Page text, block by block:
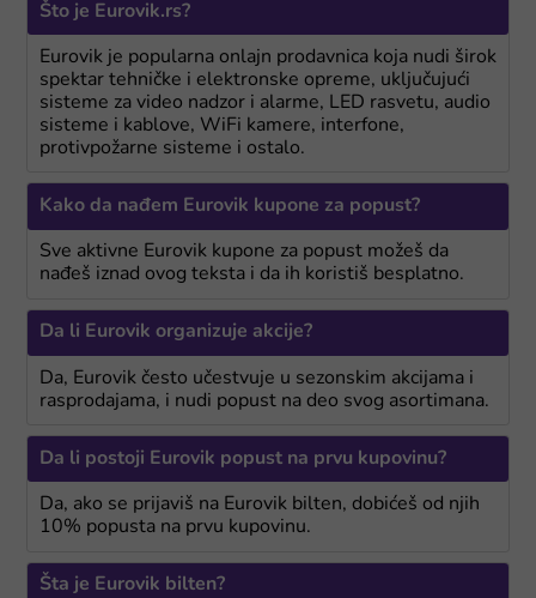
Što je Eurovik.rs?
Eurovik je popularna onlajn prodavnica koja nudi širok
spektar tehničke i elektronske opreme, uključujući
sisteme za video nadzor i alarme, LED rasvetu, audio
sisteme i kablove, WiFi kamere, interfone,
protivpožarne sisteme i ostalo.
Kako da nađem Eurovik kupone za popust?
Sve aktivne Eurovik kupone za popust možeš da
nađeš iznad ovog teksta i da ih koristiš besplatno.
Da li Eurovik organizuje akcije?
Da, Eurovik često učestvuje u sezonskim akcijama i
rasprodajama, i nudi popust na deo svog asortimana.
Da li postoji Eurovik popust na prvu kupovinu?
Da, ako se prijaviš na Eurovik bilten, dobićeš od njih
10% popusta na prvu kupovinu.
Šta je Eurovik bilten?